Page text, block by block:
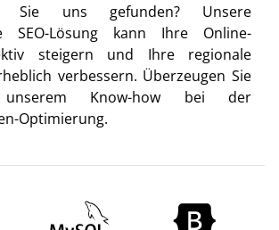
Sie uns gefunden? Unsere
SEO-Lösung kann Ihre Online-
steigern und Ihre regionale
verbessern. Überzeugen Sie
Know-how bei der
Optimierung.